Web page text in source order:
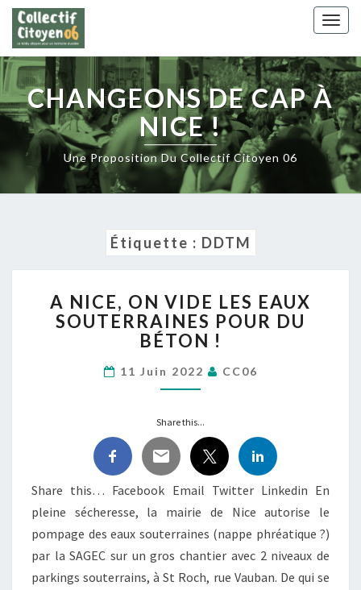
Skip
content
CHANGEONS DE CAP À
NICE !
Une Proposition Du Collectif Citoyen 06
Étiquette : DDTM
NICE,
ON
VIDE
EAUX
SOUTERRAINES
DU
BÉTON
!
A NICE, ON VIDE LES EAUX
SOUTERRAINES POUR DU
BÉTON !
11 Juin 2022 CC06
Share this...
Share this… Facebook Email Twitter Linkedin En
pleine sécheresse, la mairie de Nice autorise le
pompage des eaux souterraines (nappe phréatique ?)
par la SAGEC sur un gros chantier avec 2 niveaux de
parkings souterrains, à St Roch, rue Vauban. De qui se